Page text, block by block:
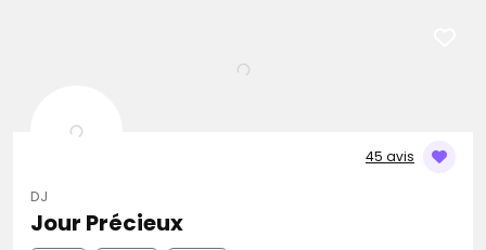
45 avis
DJ
Jour Précieux